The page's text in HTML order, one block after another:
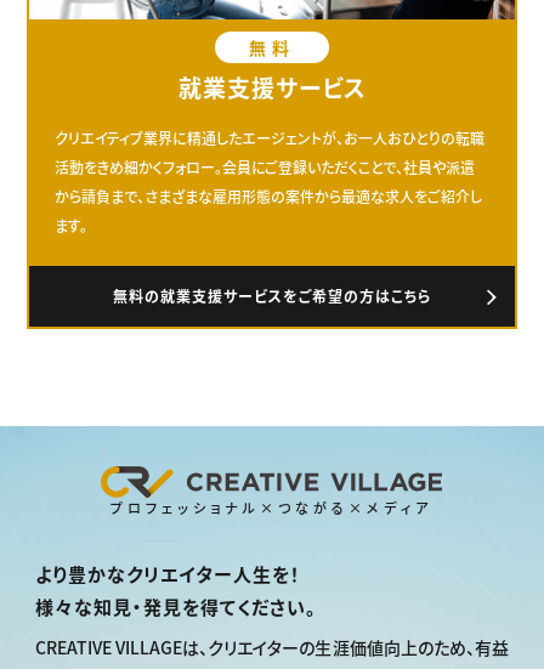
無料
就業支援サービス
クリエイティブ業界に精通したエージェントが、お一人おひとりの転職
活動をきめ細かくフォロー。会員にご登録いただくことで、社員や派遣
から請負まで、さまざまな雇用形態の案件から最適な求人をご紹介し
ます。
無料の就業支援サービスをご希望の方はこちら
プロフェッショナル×つながる×メディア
より豊かなクリエイター人生を！
様々な知見・発見を得てください。
CREATIVE VILLAGEは、 クリエイターの生涯価値向上のため、有益